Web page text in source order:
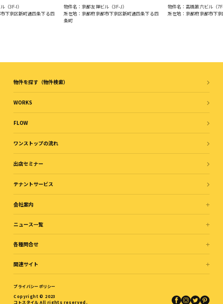
（3F-I）
下京区新町通四条下る四
物件名：京都友禅ビル（3F-J）
所在地：京都府京都市下京区新町通四条下る四
条町
物件名：高橋第六ビル（
所在地：京都府京都市下
物件を探す（物件検索）
WORKS
FLOW
ワンストップの流れ
出店セミナー
テナントサービス
会社案内
ニュース一覧
各種問合せ
関連サイト
プライバシーポリシー
Copyright © 2023
コトスタイル All rights reserved.